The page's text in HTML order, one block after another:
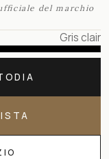
del marchio
Gris clair